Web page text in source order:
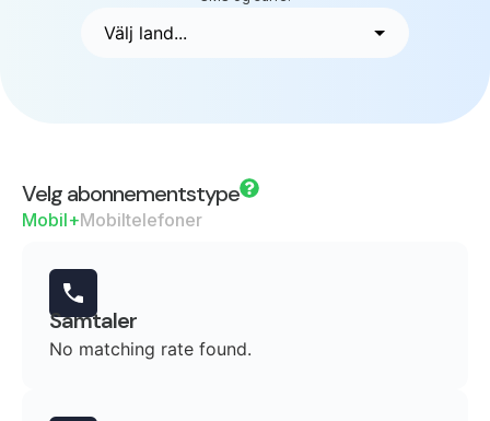
Velg abonnementstype
Mobil+Mobiltelefoner
Samtaler
No matching rate found.